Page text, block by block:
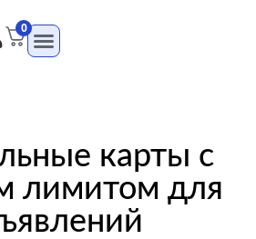
0
карты с
лимитом для